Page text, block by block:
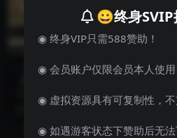
手游服务端 游戏源码
新整理Win半手工服务端+安
卓苹果双端+JAVA后台
大话回合手游【精品西游之星阵精
修版】最新整理Win半手工服务端
😀终身
◉ 终身VIP只需588赞助！
◉ 会员账户仅限会员本人使
◉ 虚拟资源具有可复制性，不
◉ 如遇游客状态下赞助后无法